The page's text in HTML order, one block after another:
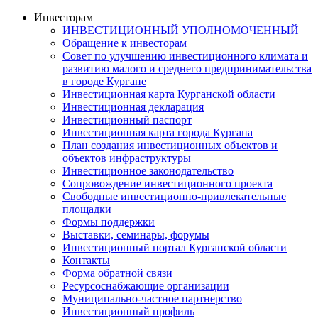
Инвесторам
ИНВЕСТИЦИОННЫЙ УПОЛНОМОЧЕННЫЙ
Обращение к инвесторам
Совет по улучшению инвестиционного климата и
развитию малого и среднего предпринимательства
в городе Кургане
Инвестиционная карта Курганской области
Инвестиционная декларация
Инвестиционный паспорт
Инвестиционная карта города Кургана
План создания инвестиционных объектов и
объектов инфраструктуры
Инвестиционное законодательство
Сопровождение инвестиционного проекта
Свободные инвестиционно-привлекательные
площадки
Формы поддержки
Выставки, семинары, форумы
Инвестиционный портал Курганской области
Контакты
Форма обратной связи
Ресурсоснабжающие организации
Муниципально-частное партнерство
Инвестиционный профиль